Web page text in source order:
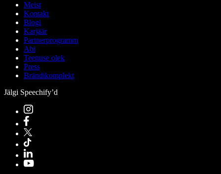
Meist
Kontakt
Blogi
Karjäär
Partnerprogramm
Abi
Teenuse olek
Press
Brändikomplekt
Jälgi Speechify’d